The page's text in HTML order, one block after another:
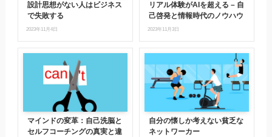
設計思想がない人はビジネス
で失敗する
2023年11月4日
リアル体験がAIを超える – 自
己啓発と情報時代のノウハウ
2023年11月3日
マインドの変革：自己洗脳と
セルフコーチングの真実と違
自分の懐しか考えない貧乏な
ネットワーカー